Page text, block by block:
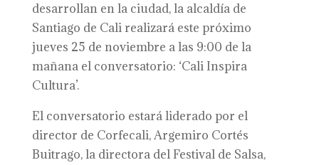
desarrollan en la ciudad, la alcaldía de
Santiago de Cali realizará este próximo
jueves 25 de noviembre a las 9:00 de la
mañana el conversatorio: ‘Cali Inspira
Cultura’.
El conversatorio estará liderado por el
director de Corfecali, Argemiro Cortés
Buitrago, la directora del Festival de Salsa,